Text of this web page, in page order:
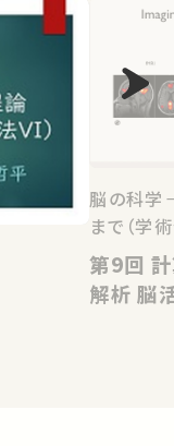
脳の科学
まで（学
第9回 計算神経科学－モデルと
解